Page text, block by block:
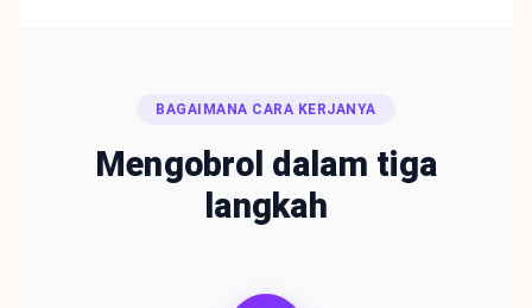
BAGAIMANA CARA KERJANYA
Mengobrol dalam tiga
langkah